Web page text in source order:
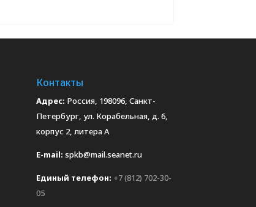
Контакты
Адрес: Россия, 198096, Санкт-
Петербург, ул. Корабельная, д. 6,
корпус 2, литера А
E-mail: spkb@mail.seanet.ru
Единый телефон: +7 (812) 702-30-
05